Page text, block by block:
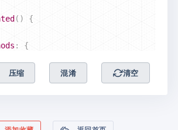
() {
: {
压缩 混淆 清空